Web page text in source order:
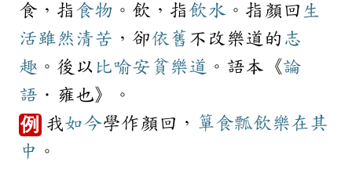
食，指 食物 。飲，指 飲水 。指顏回 生
活雖然 清苦 ，卻依舊 不改樂道的 志
趣 。後以 比喻安貧樂道 。語本《論
語 ．雍也》。
例 我如今學作顏回， 簞食瓢飲樂在其
中 。